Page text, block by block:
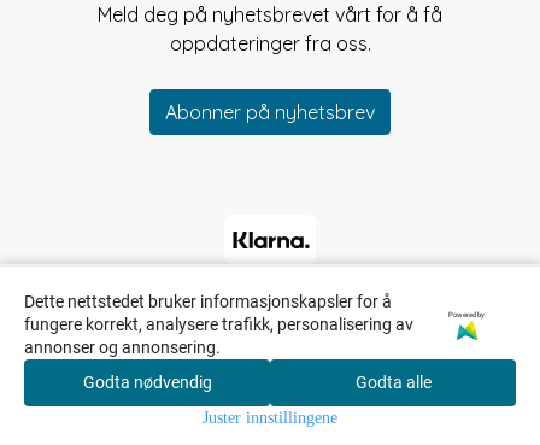
Søk
Meld deg på nyhetsbrevet vårt for å få
oppdateringer fra oss.
Abonner på nyhetsbrev
Dette nettstedet bruker informasjonskapsler for å
fungere korrekt, analysere trafikk, personalisering av
annonser og annonsering.
Powered by
Godta nødvendig Godta alle
Juster innstillingene